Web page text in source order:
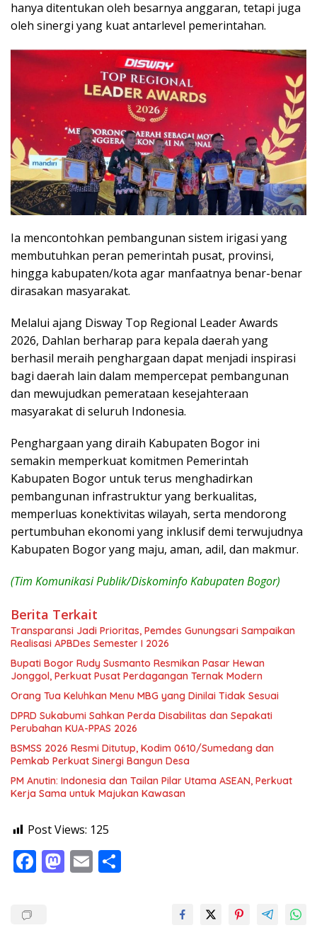
hanya ditentukan oleh besarnya anggaran, tetapi juga
oleh sinergi yang kuat antarlevel pemerintahan.
Ia mencontohkan pembangunan sistem irigasi yang
membutuhkan peran pemerintah pusat, provinsi,
hingga kabupaten/kota agar manfaatnya benar-benar
dirasakan masyarakat.
Melalui ajang Disway Top Regional Leader Awards
2026, Dahlan berharap para kepala daerah yang
berhasil meraih penghargaan dapat menjadi inspirasi
bagi daerah lain dalam mempercepat pembangunan
dan mewujudkan pemerataan kesejahteraan
masyarakat di seluruh Indonesia.
Penghargaan yang diraih Kabupaten Bogor ini
semakin memperkuat komitmen Pemerintah
Kabupaten Bogor untuk terus menghadirkan
pembangunan infrastruktur yang berkualitas,
memperluas konektivitas wilayah, serta mendorong
pertumbuhan ekonomi yang inklusif demi terwujudnya
Kabupaten Bogor yang maju, aman, adil, dan makmur.
(Tim Komunikasi Publik/Diskominfo Kabupaten Bogor)
Berita Terkait
Transparansi Jadi Prioritas, Pemdes Gunungsari Sampaikan
Realisasi APBDes Semester I 2026
Bupati Bogor Rudy Susmanto Resmikan Pasar Hewan
Jonggol, Perkuat Pusat Perdagangan Ternak Modern
Orang Tua Keluhkan Menu MBG yang Dinilai Tidak Sesuai
DPRD Sukabumi Sahkan Perda Disabilitas dan Sepakati
Perubahan KUA-PPAS 2026
BSMSS 2026 Resmi Ditutup, Kodim 0610/Sumedang dan
Pemkab Perkuat Sinergi Bangun Desa
PM Anutin: Indonesia dan Tailan Pilar Utama ASEAN, Perkuat
Kerja Sama untuk Majukan Kawasan
Post Views: 125
F M E